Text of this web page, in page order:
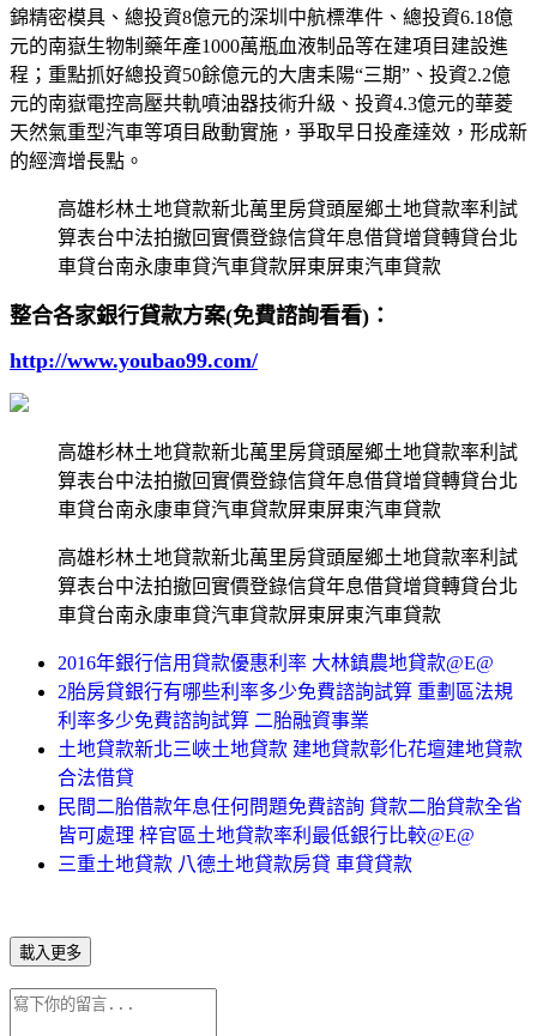
錦精密模具、總投資8億元的深圳中航標準件、總投資6.18億
元的南嶽生物制藥年產1000萬瓶血液制品等在建項目建設進
程；重點抓好總投資50餘億元的大唐耒陽“三期”、投資2.2億
元的南嶽電控高壓共軌噴油器技術升級、投資4.3億元的華菱
天然氣重型汽車等項目啟動實施，爭取早日投產達效，形成新
的經濟增長點。
高雄杉林土地貸款新北萬里房貸頭屋鄉土地貸款率利試
算表台中法拍撤回實價登錄信貸年息借貸增貸轉貸台北
車貸台南永康車貸汽車貸款屏東屏東汽車貸款
整合各家銀行貸款方案(免費諮詢看看)：
http://www.youbao99.com/
高雄杉林土地貸款新北萬里房貸頭屋鄉土地貸款率利試
算表台中法拍撤回實價登錄信貸年息借貸增貸轉貸台北
車貸台南永康車貸汽車貸款屏東屏東汽車貸款
高雄杉林土地貸款新北萬里房貸頭屋鄉土地貸款率利試
算表台中法拍撤回實價登錄信貸年息借貸增貸轉貸台北
車貸台南永康車貸汽車貸款屏東屏東汽車貸款
2016年銀行信用貸款優惠利率 大林鎮農地貸款@E@
2胎房貸銀行有哪些利率多少免費諮詢試算 重劃區法規
利率多少免費諮詢試算 二胎融資事業
土地貸款新北三峽土地貸款 建地貸款彰化花壇建地貸款
合法借貸
民間二胎借款年息任何問題免費諮詢 貸款二胎貸款全省
皆可處理 梓官區土地貸款率利最低銀行比較@E@
三重土地貸款 八德土地貸款房貸 車貸貸款
載入更多